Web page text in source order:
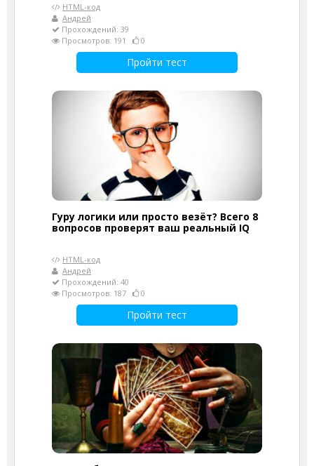
HTML-код
Андрей
Прохождений: 39
Просмотров: 191
0
Пройти тест
Гуру логики или просто везёт? Всего 8
вопросов проверят ваш реальный IQ
HTML-код
Андрей
Прохождений: 40
Просмотров: 187
0
Пройти тест